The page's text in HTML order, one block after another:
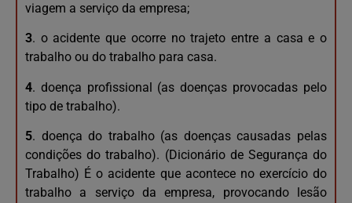
viagem a serviço da empresa;
3. o acidente que ocorre no trajeto entre a casa e o
trabalho ou do trabalho para casa.
4. doença profissional (as doenças provocadas pelo
tipo de trabalho).
5. doença do trabalho (as doenças causadas pelas
condições do trabalho). (Dicionário de Segurança do
Trabalho) É o acidente que acontece no exercício do
trabalho a serviço da empresa, provocando lesão